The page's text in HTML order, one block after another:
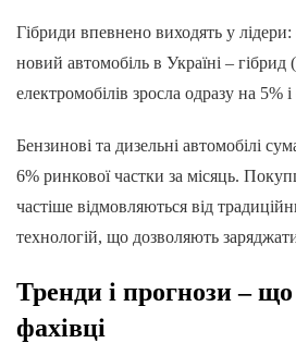
Гібриди впевнено виходять у лідери:
новий автомобіль в Україні –
електромобілів зросла одразу на 5%
Бензинові та дизельні автомобілі
6% ринкової частки за місяць.
частіше відмовляються від
технологій, що дозволяють
Тренди і прогнози –
фахівці